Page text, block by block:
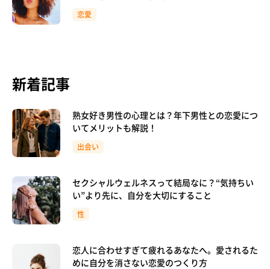
恋愛
新着記事
熟女好き男性の心理とは？年下男性との恋愛につ
いてメリットも解説！
出会い
セクシャルウェルネスって結局なに？“気持ちい
い”より先に、自分を大切にすること
性
恋人に合わせすぎて疲れるあなたへ。愛されるた
めに自分を消さない恋愛のつくり方